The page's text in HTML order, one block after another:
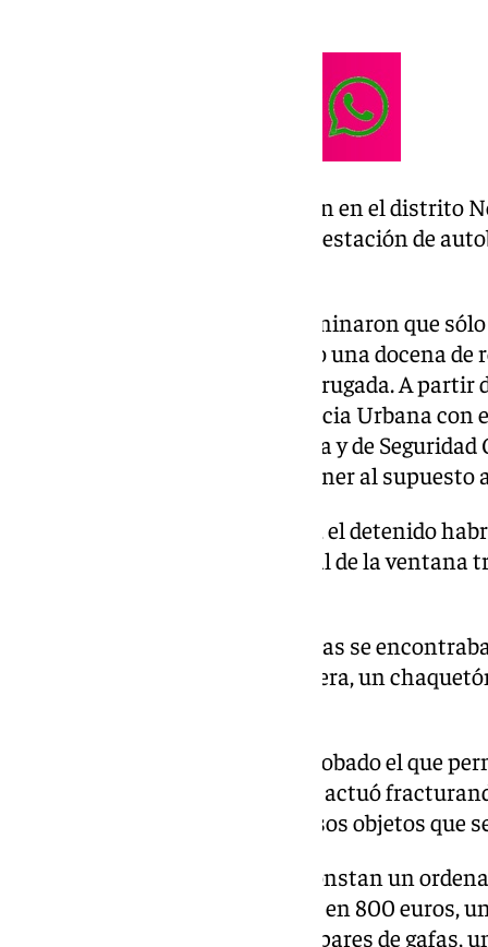
Todos los casos se concentraban en el distrito
concretamente en la zona de la estación de
Las pesquisas realizadas determinaron que
presunto autor habría cometido una docena
principalmente durante la madrugada. A
agentes del Grupo de Delincuencia Urbana con
provinciales de Policía Científica y de
dispositivo para localizar y detener al supuesto
En uno de los garajes afectados, el detenido
madrugada, rompiendo el cristal de la
Entre las pertenencias sustraídas se
zapatillas de deporte, una cafetera, un
Fue precisamente este mando robado el que
garaje al presunto autor, el cual actuó
vehículos y llevándose numerosos objetos que
Entre los objetos allí robados constan un
caja de herramientas valoradas en 800 euros,
litros de aceite en garrafas, dos pares de gafas,